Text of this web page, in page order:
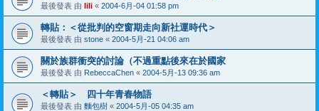
最後發表 由 lili « 2004-6月-04 01:58 pm
轉貼：＜從批判的空窗期走向新社運時代＞
最後發表 由 stone « 2004-5月-21 04:06 am
關於族群衝突的討論（不過重點後來在於國家
最後發表 由 RebeccaChen « 2004-5月-13 09:36 am
＜轉貼＞ 四十年青春物語
最後發表 由 麵包樹 « 2004-5月-05 04:35 am